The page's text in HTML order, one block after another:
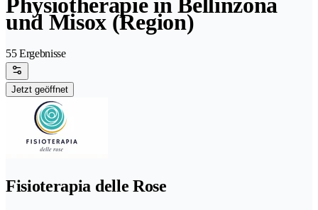
und Misox (Region)
55 Ergebnisse
Jetzt geöffnet
Fisioterapia delle Rose